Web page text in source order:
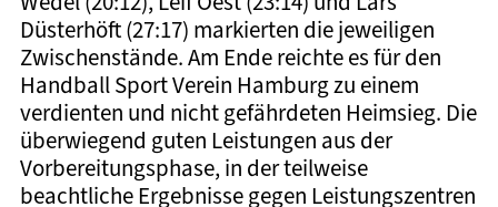
Düsterhöft (27:17) markierten die jeweiligen
Zwischenstände. Am Ende reichte es für den
Handball Sport Verein Hamburg zu einem
verdienten und nicht gefährdeten Heimsieg. Die
überwiegend guten Leistungen aus der
Vorbereitungsphase, in der teilweise
beachtliche Ergebnisse gegen Leistungszentren